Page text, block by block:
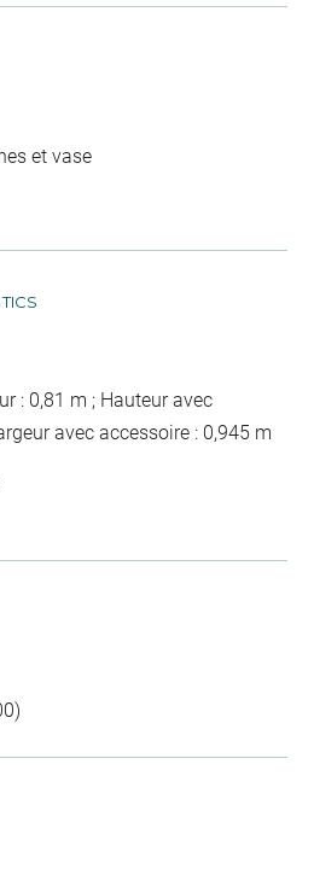
et vase
: 0,81 m ; Hauteur avec
avec accessoire : 0,945 m